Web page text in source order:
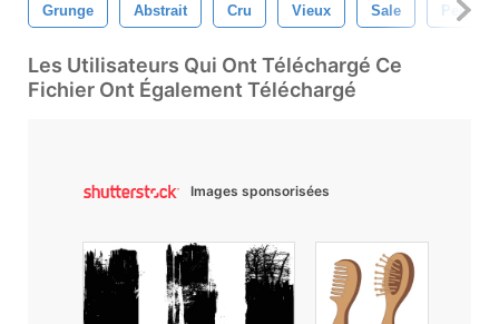
Grunge Abstrait Cru Vieux Sale Peindre
Les Utilisateurs Qui Ont Téléchargé Ce
Fichier Ont Également Téléchargé
Images sponsorisées